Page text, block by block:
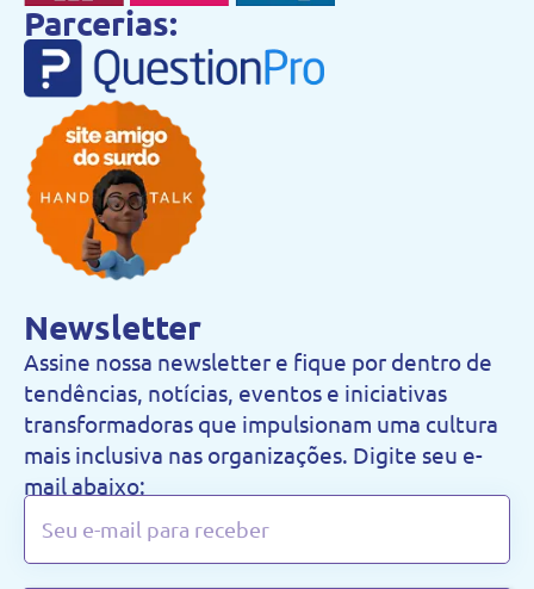
Parcerias:
Newsletter
Assine nossa newsletter e fique por dentro de
tendências, notícias, eventos e iniciativas
transformadoras que impulsionam uma cultura
mais inclusiva nas organizações. Digite seu e-
mail abaixo: